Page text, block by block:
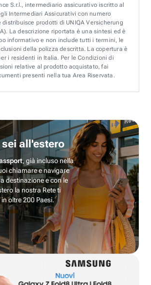
S.r.l., intermediario assicurativo iscritto al
Intermediari Assicurativi con numero
distribuisce prodotti di UNIQA Versicherung
La descrizione riportata è una sintesi ed è
informativo e non include tutti i termini, le
della polizza descritta. La copertura è
i residenti in Italia. Per le Condizioni di
relative al prodotto acquistato, fai
presenti nella tua Area Riservata.
all'estero
, già incluso nella
chiamare e navigare
destinazione e con le
la nostra Rete ti
oltre 200 Paesi.